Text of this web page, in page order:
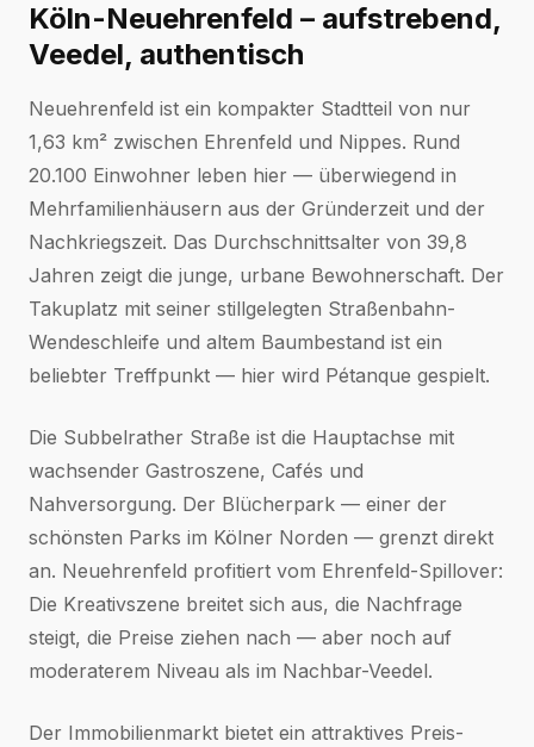
Köln-Neuehrenfeld – aufstrebend,
Veedel, authentisch
Neuehrenfeld ist ein kompakter Stadtteil von nur
1,63 km² zwischen Ehrenfeld und Nippes. Rund
20.100 Einwohner leben hier — überwiegend in
Mehrfamilienhäusern aus der Gründerzeit und der
Nachkriegszeit. Das Durchschnittsalter von 39,8
Jahren zeigt die junge, urbane Bewohnerschaft. Der
Takuplatz mit seiner stillgelegten Straßenbahn-
Wendeschleife und altem Baumbestand ist ein
beliebter Treffpunkt — hier wird Pétanque gespielt.
Die Subbelrather Straße ist die Hauptachse mit
wachsender Gastroszene, Cafés und
Nahversorgung. Der Blücherpark — einer der
schönsten Parks im Kölner Norden — grenzt direkt
an. Neuehrenfeld profitiert vom Ehrenfeld-Spillover:
Die Kreativszene breitet sich aus, die Nachfrage
steigt, die Preise ziehen nach — aber noch auf
moderaterem Niveau als im Nachbar-Veedel.
Der Immobilienmarkt bietet ein attraktives Preis-